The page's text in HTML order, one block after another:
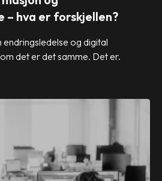
– hva er forskjellen?
og digital
det er det samme. Det er.